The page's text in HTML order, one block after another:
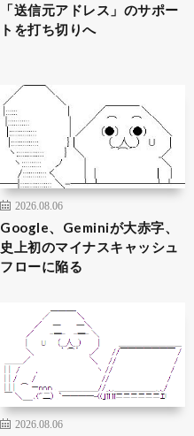
「送信元アドレス」のサポー
トを打ち切りへ
2026.08.06
Google、Geminiが大赤字、
史上初のマイナスキャッシュ
フローに陥る
2026.08.06